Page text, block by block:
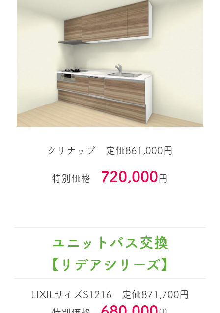
クリナップ 定価861,000円
特別価格 720,000円
ユニットバス交換
【リデアシリーズ】
LIXILサイズS1216 定価871,700円